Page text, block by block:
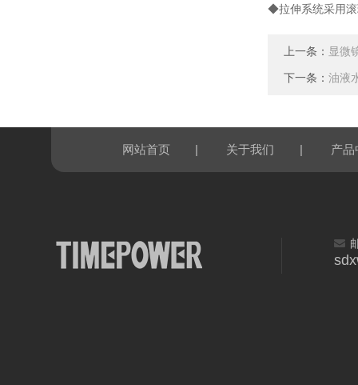
◆拉伸系统采用滚
上一条： 显微
下一条： 油液
网站首页 | 关于我们 | 产品